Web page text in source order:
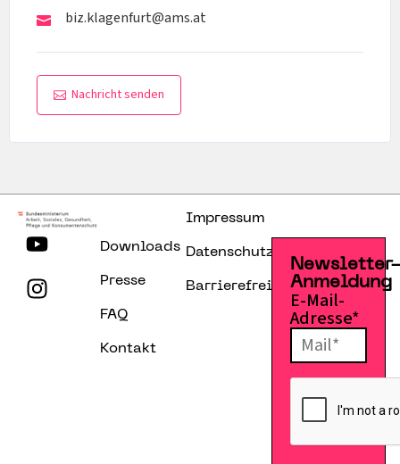
biz.klagenfurt@ams.at
Nachricht senden
Downloads
Presse
FAQ
Kontakt
Impressum
Datenschutzerklärung
Barrierefreiheitserklärung
Anmeldung
E-Mail-
Adresse*